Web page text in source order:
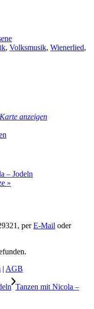
, Volksmusik, Wienerlied,
anzeigen
– Jodeln
»
perE-Mail oder
| AGB
Tanzen mit Nicola –